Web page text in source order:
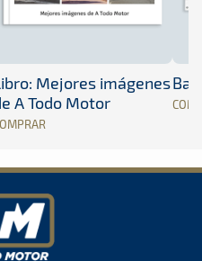
Mejores imágenes
A Todo Motor